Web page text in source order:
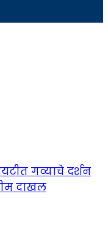
गव्याचे दर्शन
दाखल